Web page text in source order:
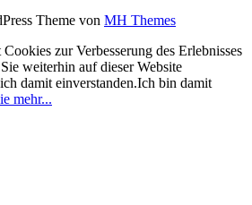
Theme von MH Themes
zur Verbesserung des Erlebnisses
weiterhin auf dieser Website
damit einverstanden.Ich bin damit
mehr...